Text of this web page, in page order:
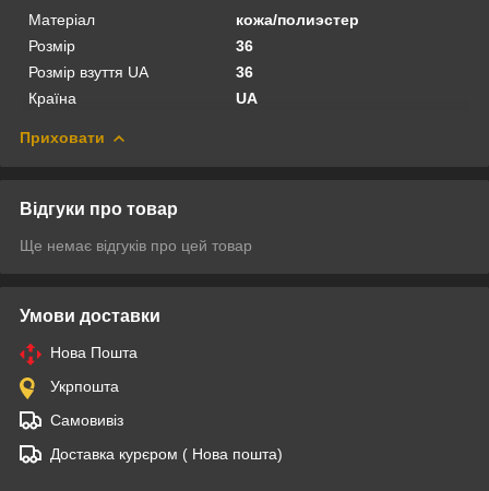
Матеріал
кожа/полиэстер
Розмір
36
Розмір взуття UA
36
Країна
UA
Приховати
Відгуки про товар
Ще немає відгуків про цей товар
Умови доставки
Нова Пошта
Укрпошта
Самовивіз
Доставка курєром ( Нова пошта)